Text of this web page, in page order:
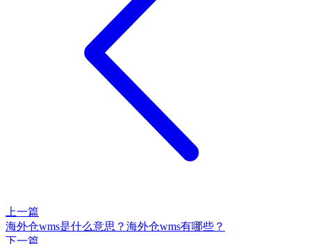
上一篇
海外仓wms是什么意思？海外仓wms有哪些？
下一篇